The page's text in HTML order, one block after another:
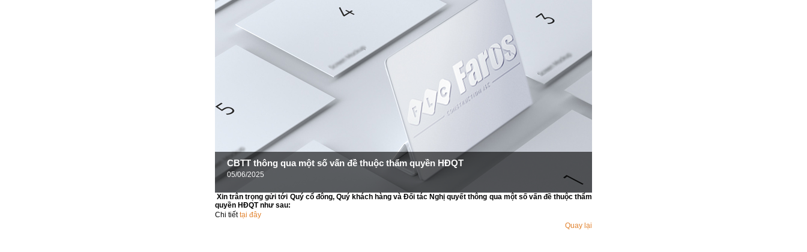
CBTT thông qua một số vấn đề thuộc thẩm quyền HĐQT
05/06/2025
Xin trân trọng gửi tới Quý cổ đông, Quý khách hàng và Đối tác Nghị quyết thông qua một số vấn đề thuộc thẩm
quyền HĐQT như sau:
Chi tiếttại đây
Quay lại